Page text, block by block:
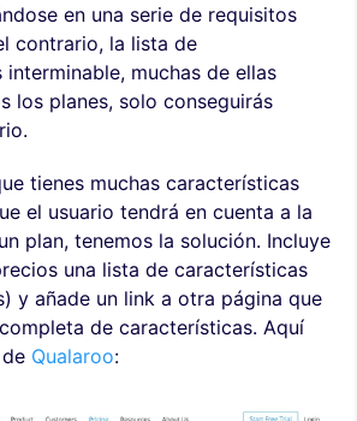
en una serie de requisitos
contrario, la lista de
muchas de ellas
los planes, solo conseguirás
tienes muchas características
el usuario tendrá en cuenta a la
plan, tenemos la solución. Incluye
una lista de características
y añade un link a otra página que
de características. Aquí
Qualaroo: